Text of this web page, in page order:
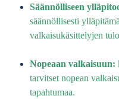
Säännölliseen
säännöllisesti
valkaisukäsittelyjen
Nopeaan valkaisuun:
tarvitset nopean
tapahtumaa.